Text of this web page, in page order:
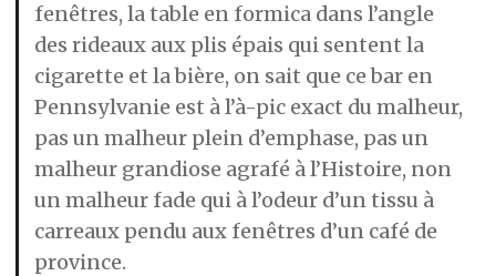
fenêtres, la table en formica dans l’angle
des rideaux aux plis épais qui sentent la
cigarette et la bière, on sait que ce bar en
Pennsylvanie est à l’à-pic exact du malheur,
pas un malheur plein d’emphase, pas un
malheur grandiose agrafé à l’Histoire, non
un malheur fade qui à l’odeur d’un tissu à
carreaux pendu aux fenêtres d’un café de
province.